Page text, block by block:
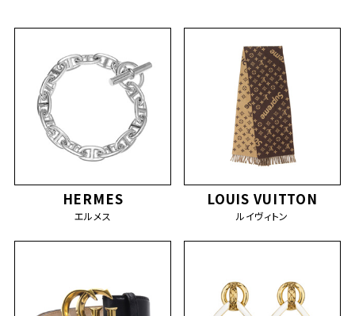
HERMES
エルメス
LOUIS VUITTON
ルイヴィトン